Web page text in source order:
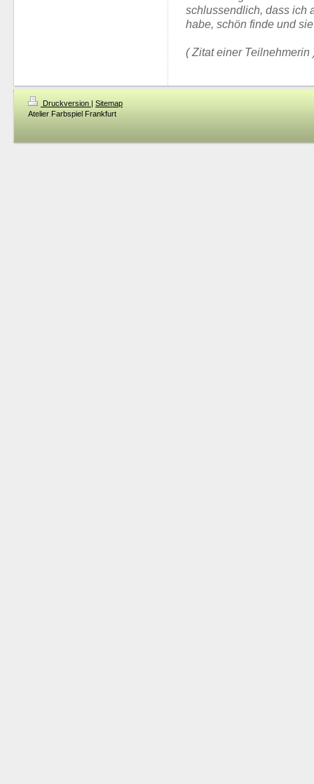
schlussendlich, dass ich
habe, schön finde und
( Zitat einer Teilnehmerin
Druckversion | Sitemap
Atelier Farbspiel Frankfurt